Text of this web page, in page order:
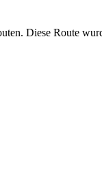
Diese Route